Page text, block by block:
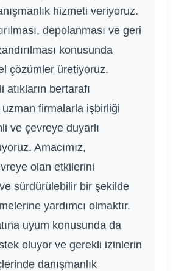
hizmeti veriyoruz.
depolanması ve geri
konusunda
çözümler üretiyoruz.
atıkların bertarafı
firmalarla işbirliği
ve çevreye duyarlı
Amacımız,
olan etkilerini
sürdürülebilir bir şekilde
yardımcı olmaktır.
uyum konusunda da
oluyor ve gerekli izinlerin
danışmanlık